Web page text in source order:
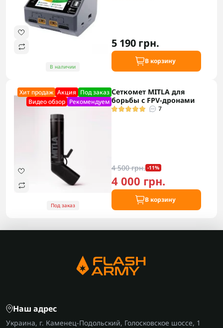
В наличии
5 190 грн.
В корзину
Хит продаж Акция Под заказ
Видео обзор Рекомендуем
Под заказ
Сеткомет MITLA для
борьбы с FPV-дронами
7
4 500 грн. -11%
4 000 грн.
В корзину
Наш адрес
Украина, г. Каменец-Подольский, Голосковское шоссе, 1